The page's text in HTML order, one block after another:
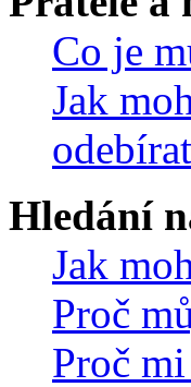
Co je
Jak
Hledání
Jak
Proč
Proč